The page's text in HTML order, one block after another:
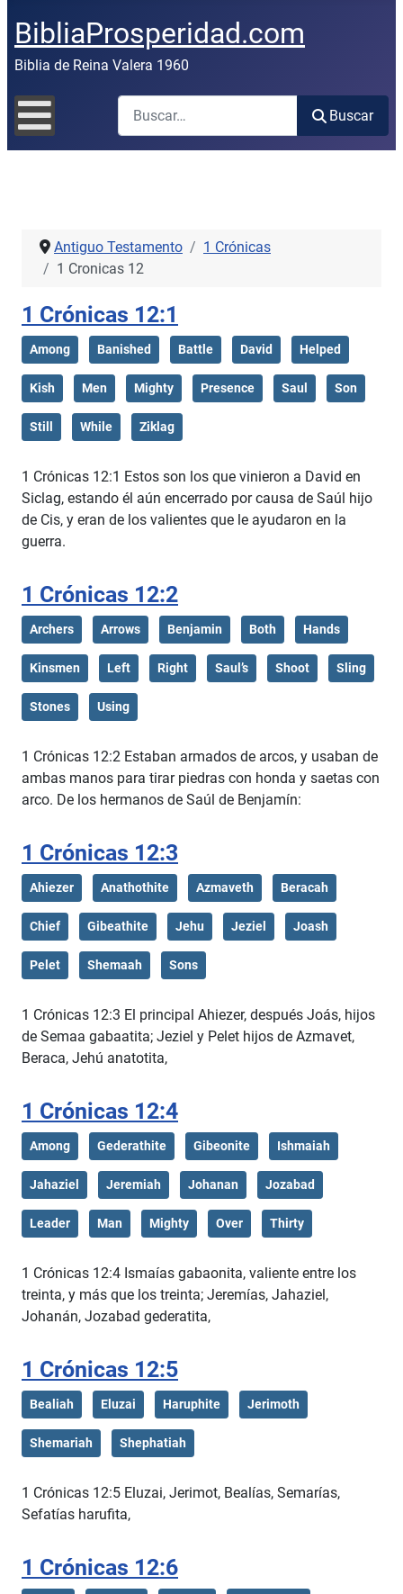
BibliaProsperidad.com
Biblia de Reina Valera 1960
Buscar
Buscar
Antiguo Testamento
1 Crónicas
1 Cronicas 12
1 Crónicas 12:1
Among Banished Battle David Helped
Kish Men Mighty Presence Saul Son
Still While Ziklag
1 Crónicas 12:1 Estos son los que vinieron a David en
Siclag, estando él aún encerrado por causa de Saúl hijo
de Cis, y eran de los valientes que le ayudaron en la
guerra.
1 Crónicas 12:2
Archers Arrows Benjamin Both Hands
Kinsmen Left Right Saul’s Shoot Sling
Stones Using
1 Crónicas 12:2 Estaban armados de arcos, y usaban de
ambas manos para tirar piedras con honda y saetas con
arco. De los hermanos de Saúl de Benjamín:
1 Crónicas 12:3
Ahiezer Anathothite Azmaveth Beracah
Chief Gibeathite Jehu Jeziel Joash
Pelet Shemaah Sons
1 Crónicas 12:3 El principal Ahiezer, después Joás, hijos
de Semaa gabaatita; Jeziel y Pelet hijos de Azmavet,
Beraca, Jehú anatotita,
1 Crónicas 12:4
Among Gederathite Gibeonite Ishmaiah
Jahaziel Jeremiah Johanan Jozabad
Leader Man Mighty Over Thirty
1 Crónicas 12:4 Ismaías gabaonita, valiente entre los
treinta, y más que los treinta; Jeremías, Jahaziel,
Johanán, Jozabad gederatita,
1 Crónicas 12:5
Bealiah Eluzai Haruphite Jerimoth
Shemariah Shephatiah
1 Crónicas 12:5 Eluzai, Jerimot, Bealías, Semarías,
Sefatías harufita,
1 Crónicas 12:6